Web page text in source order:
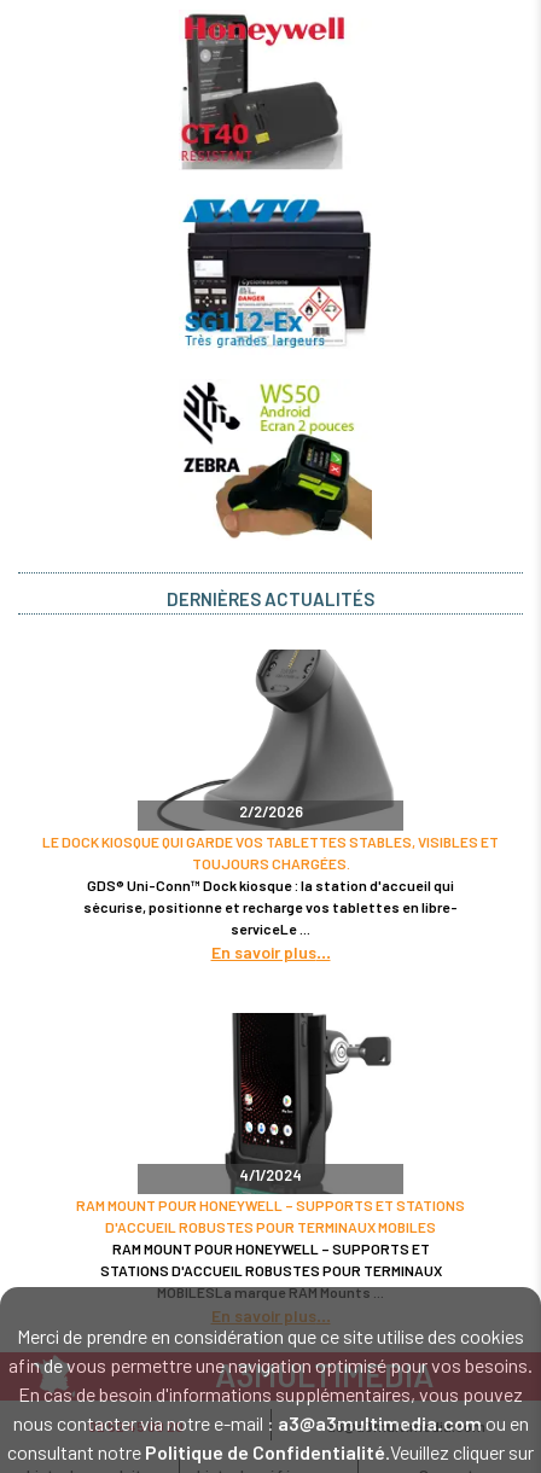
Merci de prendre en considération que ce site utilise des cookies
afin de vous permettre une navigation optimisé pour vos besoins.
En cas de besoin d'informations supplémentaires, vous pouvez
nous contacter via notre e-mail : a3@a3multimedia.comou en
consultant notre Politique de Confidentialité.Veuillez cliquer sur
DERNIÈRES ACTUALITÉS
2/2/2026
LE DOCK KIOSQUE QUI GARDE VOS TABLETTES STABLES, VISIBLES ET
TOUJOURS CHARGÉES.
GDS® Uni-Conn™ Dock kiosque : la station d'accueil qui
sécurise, positionne et recharge vos tablettes en libre-
serviceLe
En savoir plus
4/1/2024
RAM MOUNT POUR HONEYWELL – SUPPORTS ET STATIONS
D'ACCUEIL ROBUSTES POUR TERMINAUX MOBILES
RAM MOUNT POUR HONEYWELL – SUPPORTS ET
STATIONS D'ACCUEIL ROBUSTES POUR TERMINAUX
MOBILESLa marque RAM Mounts
En savoir plus
A3MULTIMEDIA
LE SPÉCIALISTE MATÉRIEL ET LOGICIEL CODE BARRE
Intervention sur tout le territoire : Cholet - Nantes - Angers - Rennes - Le
Mans - Bordeaux - Paris - Lille - Brest - Toulouse - Marseille - Poitiers -
02 52 45 00 20 a3@a3multimedia.com